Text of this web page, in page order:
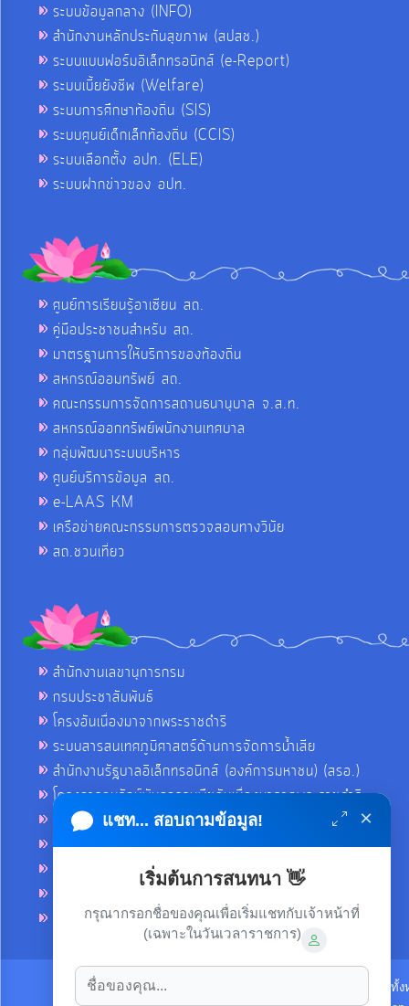
ระบบข้อมูลกลาง (INFO)
สำนักงานหลักประกันสุขภาพ (สปสช.)
ระบบแบบฟอร์มอิเล็กทรอนิกส์ (e-Report)
ระบบเบี้ยยังชีพ (Welfare)
ระบบการศึกษาท้องถิ่น (SIS)
ระบบศูนย์เด็กเล็กท้องถิ่น (CCIS)
ระบบเลือกตั้ง อปท. (ELE)
ระบบฝากข่าวของ อปท.
ศูนย์การเรียนรู้อาเซียน สถ.
คู่มือประชาชนสำหรับ สถ.
มาตรฐานการให้บริการของท้องถิ่น
สหกรณ์ออมทรัพย์ สถ.
คณะกรรมการจัดการสถานธนานุบาล จ.ส.ท.
สหกรณ์ออกทรัพย์พนักงานเทศบาล
กลุ่มพัฒนาระบบบริหาร
ศูนย์บริการข้อมูล สถ.
e-LAAS KM
เครือข่ายคณะกรรมการตรวจสอบทางวินัย
สถ.ชวนเที่ยว
สำนักงานเลขานุการกรม
กรมประชาสัมพันธ์
โครงอันเนื่องมาจากพระราชดำริ
ระบบสารสนเทศภูมิศาสตร์ด้านการจัดการน้ำเสีย
สำนักงานรัฐบาลอิเล็กทรอนิกส์ (องค์การมหาชน) (สรอ.)
โครงการอนุรักษ์พันธุกรรมพืชอันเนื่องมาจากพระราชดำริ
คลังข่าวมหาไทย
คู่มือตาม พ.ร.บ.อำนวยความสดวกฯ
ฐานข้อมูลหน่วยงานภาครัฐ (INFO)
ศูนย์อำนวยการบริหารจังหวัดชายแดนภาคใต้ ศอ.บต.
ลิขสิทธิ์ © 2021-2022 เทศบาลตำบลขามใหญ่ ขอสงวนไว้ซึ่งสิทธิทั้
แชท... สอบถามข้อมูล! ×
เริ่มต้นการสนทนา 👋
กรุณากรอกชื่อของคุณเพื่อเริ่มแชทกับเจ้าหน้าที่
(เฉพาะในวันเวลาราชการ)